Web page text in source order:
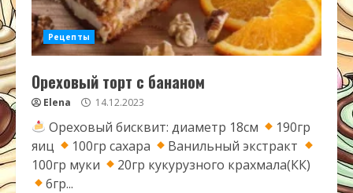
Рецепты
Ореховый торт с бананом
Elena 14.12.2023
Ореховый бисквит: диаметр 18см
190гр
яиц
100гр сахара
Ванильный экстракт
100гр муки
20гр кукурузного крахмала(КК)
6гр...